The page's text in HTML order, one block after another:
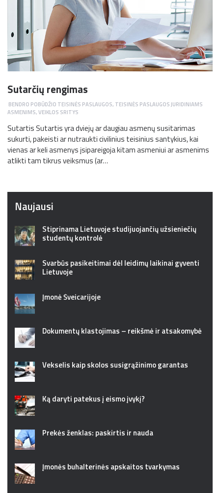
Sutarčių rengimas
BENDRO POBŪDŽIO TEISINĖS PASLAUGOS, TEISINĖS PASLAUGOS JURIDINIAMS
ASMENIMS,VEIKLOS SRITYS
Sutartis Sutartis yra dviejų ar daugiau asmenų susitarimas
sukurti, pakeisti ar nutraukti civilinius teisinius santykius, kai
vienas ar keli asmenys įsipareigoja kitam asmeniui ar asmenims
atlikti tam tikrus veiksmus (ar…
Naujausi
Stiprinama Lietuvoje studijuojančių užsieniečių
studentų kontrolė
Svarbūs pasikeitimai dėl leidimų laikinai gyventi
Lietuvoje
Įmonė Šveicarijoje
Dokumentų klastojimas – reikšmė ir atsakomybė
Vekselis kaip skolos susigrąžinimo garantas
Ką daryti patekus į eismo įvykį?
Prekės ženklas: paskirtis ir nauda
Įmonės buhalterinės apskaitos tvarkymas